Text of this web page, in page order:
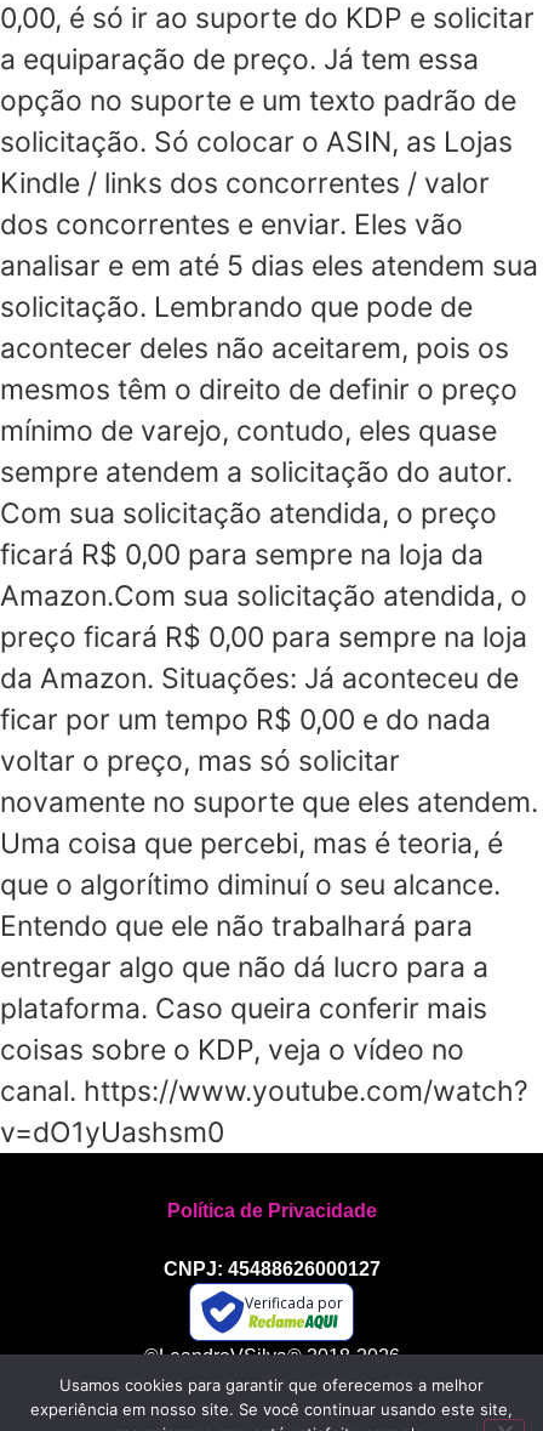
0,00, é só ir ao suporte do KDP e solicitar
a equiparação de preço. Já tem essa
opção no suporte e um texto padrão de
solicitação. Só colocar o ASIN, as Lojas
Kindle / links dos concorrentes / valor
dos concorrentes e enviar. Eles vão
analisar e em até 5 dias eles atendem sua
solicitação. Lembrando que pode de
acontecer deles não aceitarem, pois os
mesmos têm o direito de definir o preço
mínimo de varejo, contudo, eles quase
sempre atendem a solicitação do autor.
Com sua solicitação atendida, o preço
ficará R$ 0,00 para sempre na loja da
Amazon.Com sua solicitação atendida, o
preço ficará R$ 0,00 para sempre na loja
da Amazon. Situações: Já aconteceu de
ficar por um tempo R$ 0,00 e do nada
voltar o preço, mas só solicitar
novamente no suporte que eles atendem.
Uma coisa que percebi, mas é teoria, é
que o algorítimo diminuí o seu alcance.
Entendo que ele não trabalhará para
entregar algo que não dá lucro para a
plataforma. Caso queira conferir mais
coisas sobre o KDP, veja o vídeo no
canal. https://www.youtube.com/watch?
v=dO1yUashsm0
Política de Privacidade
CNPJ: 45488626000127
Verificada por
©LeandroVSilva® 2018-2026
Todos os direitos reservados
Usamos cookies para garantir que oferecemos a melhor
experiência em nosso site. Se você continuar usando este site,